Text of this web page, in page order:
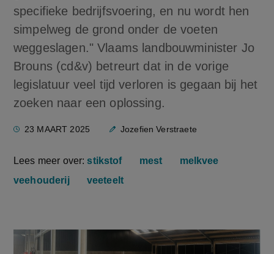
specifieke bedrijfsvoering, en nu wordt hen
simpelweg de grond onder de voeten
weggeslagen." Vlaams landbouwminister Jo
Brouns (cd&v) betreurt dat in de vorige
legislatuur veel tijd verloren is gegaan bij het
zoeken naar een oplossing.
23 MAART 2025 Jozefien Verstraete
Lees meer over:stikstof mest
melkvee
veehouderij
veeteelt